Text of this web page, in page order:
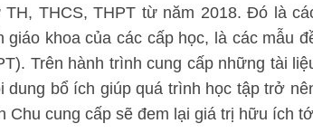
THCS, THPT từ năm 2018. Đó là
khoa của các cấp học, là các mẫu
Trên hành trình cung cấp những tài
bổ ích giúp quá trình học tập trở
cung cấp sẽ đem lại giá trị hữu ích